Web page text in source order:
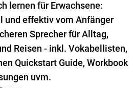
lernen für Erwachsene:
und effektiv vom Anfänger
Sprecher für Alltag,
Reisen - inkl. Vokabellisten,
Quickstart Guide, Workbook
uvm.